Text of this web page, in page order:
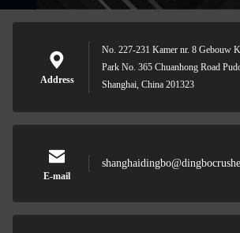
Address
No. 227-231 Kamer nr. 8 Gebouw
Park No. 365 Chuanhong Road
Shanghai, China 201323
E-mail